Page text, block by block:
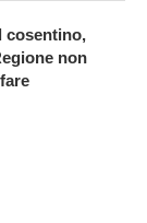
cosentino,
non